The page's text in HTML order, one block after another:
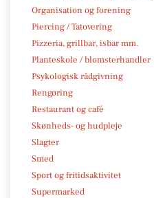
Organisation og forening
Piercing / Tatovering
Pizzeria, grillbar, isbar mm.
Planteskole / blomsterhandler
Psykologisk rådgivning
Rengøring
Restaurant og café
Skønheds- og hudpleje
Slagter
Smed
Sport og fritidsaktivitet
Supermarked